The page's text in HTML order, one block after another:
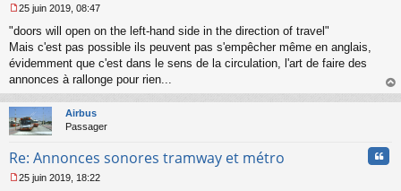
e
s
s
g
o
l
u
25 juin 2019, 08:47
"doors will open on the left-hand side in the direction of travel"
Mais c'est pas possible ils peuvent pas s'empêcher même en anglais,
évidemment que c'est dans le sens de la circulation, l'art de faire des
annonces à rallonge pour rien...
au
Airbus
Passager
Re: Annonces sonores tramway et métro
25 juin 2019, 18:22